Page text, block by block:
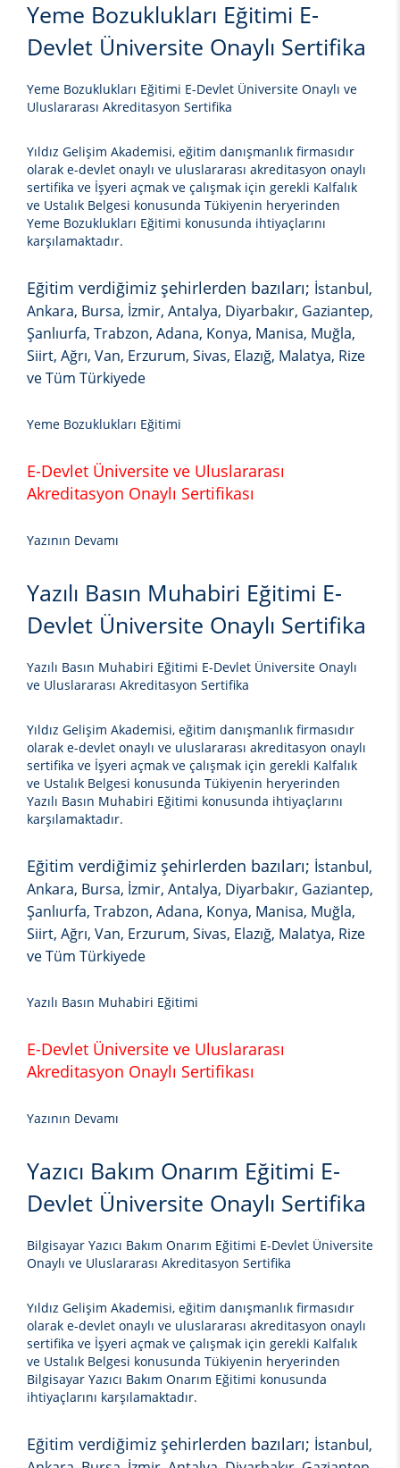
Yeme Bozuklukları Eğitimi E-
Devlet Üniversite Onaylı Sertifika
Yeme Bozuklukları Eğitimi E-Devlet Üniversite Onaylı ve
Uluslararası Akreditasyon Sertifika
Yıldız Gelişim Akademisi, eğitim danışmanlık firmasıdır
olarak e-devlet onaylı ve uluslararası akreditasyon onaylı
sertifika ve İşyeri açmak ve çalışmak için gerekli Kalfalık
ve Ustalık Belgesi konusunda Tükiyenin heryerinden
Yeme Bozuklukları Eğitimi konusunda ihtiyaçlarını
karşılamaktadır.
Eğitim verdiğimiz şehirlerden bazıları; İstanbul,
Ankara, Bursa, İzmir, Antalya, Diyarbakır, Gaziantep,
Şanlıurfa, Trabzon, Adana, Konya, Manisa, Muğla,
Siirt, Ağrı, Van, Erzurum, Sivas, Elazığ, Malatya, Rize
ve Tüm Türkiyede
Yeme Bozuklukları Eğitimi
E-Devlet Üniversite ve Uluslararası
Akreditasyon Onaylı Sertifikası
Yazının Devamı
Yazılı Basın Muhabiri Eğitimi E-
Devlet Üniversite Onaylı Sertifika
Yazılı Basın Muhabiri Eğitimi E-Devlet Üniversite Onaylı
ve Uluslararası Akreditasyon Sertifika
Yıldız Gelişim Akademisi, eğitim danışmanlık firmasıdır
olarak e-devlet onaylı ve uluslararası akreditasyon onaylı
sertifika ve İşyeri açmak ve çalışmak için gerekli Kalfalık
ve Ustalık Belgesi konusunda Tükiyenin heryerinden
Yazılı Basın Muhabiri Eğitimi konusunda ihtiyaçlarını
karşılamaktadır.
Eğitim verdiğimiz şehirlerden bazıları; İstanbul,
Ankara, Bursa, İzmir, Antalya, Diyarbakır, Gaziantep,
Şanlıurfa, Trabzon, Adana, Konya, Manisa, Muğla,
Siirt, Ağrı, Van, Erzurum, Sivas, Elazığ, Malatya, Rize
ve Tüm Türkiyede
Yazılı Basın Muhabiri Eğitimi
E-Devlet Üniversite ve Uluslararası
Akreditasyon Onaylı Sertifikası
Yazının Devamı
Yazıcı Bakım Onarım Eğitimi E-
Devlet Üniversite Onaylı Sertifika
Bilgisayar Yazıcı Bakım Onarım Eğitimi E-Devlet Üniversite
Onaylı ve Uluslararası Akreditasyon Sertifika
Yıldız Gelişim Akademisi, eğitim danışmanlık firmasıdır
olarak e-devlet onaylı ve uluslararası akreditasyon onaylı
sertifika ve İşyeri açmak ve çalışmak için gerekli Kalfalık
ve Ustalık Belgesi konusunda Tükiyenin heryerinden
Bilgisayar Yazıcı Bakım Onarım Eğitimi konusunda
ihtiyaçlarını karşılamaktadır.
Eğitim verdiğimiz şehirlerden bazıları; İstanbul,